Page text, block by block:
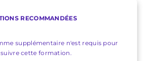
RECOMMANDÉES
supplémentaire n'est requis pour
suivre cette formation.